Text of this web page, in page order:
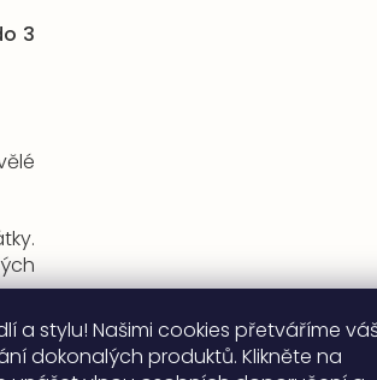
a stylu! Našimi cookies přetváříme
dokonalých produktů. Klikněte na
3